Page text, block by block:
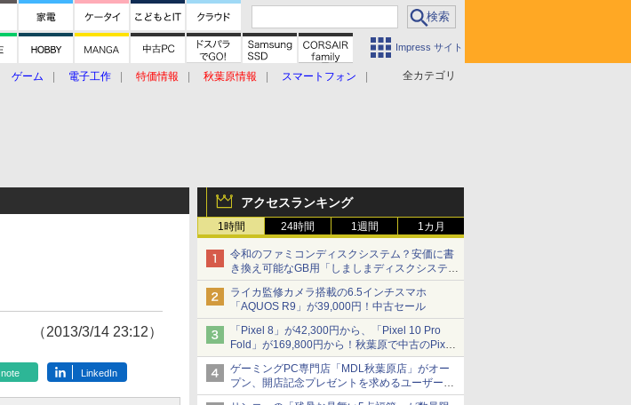
Impress サイト
全カテゴリ
ゲーム 電子工作 特価情報 秋葉原情報
スマートフォン
アクセスランキング
1時間 24時間 1週間 1カ月
令和のファミコンディスクシステム？安価に書
き換え可能なGB用「しましまディスクシステ
ム」
ライカ監修カメラ搭載の6.5インチスマホ
「AQUOS R9」が39,000円！中古セール
「Pixel 8」が42,300円から、「Pixel 10 Pro
Fold」が169,800円から！秋葉原で中古のPixel
シリーズがお買い得
ゲーミングPC専門店「MDL秋葉原店」がオー
プン、開店記念プレゼントを求めるユーザーが
押し寄せ長蛇の列に
（2013/3/14 23:12）
note LinkedIn